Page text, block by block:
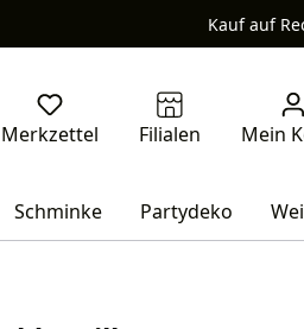
Kauf auf
Schminke Partydeko